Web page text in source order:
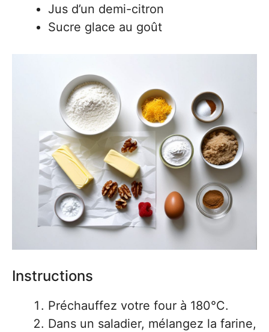
Jus d’un demi-citron
Sucre glace au goût
Instructions
Préchauffez votre four à 180°C.
Dans un saladier, mélangez la farine,